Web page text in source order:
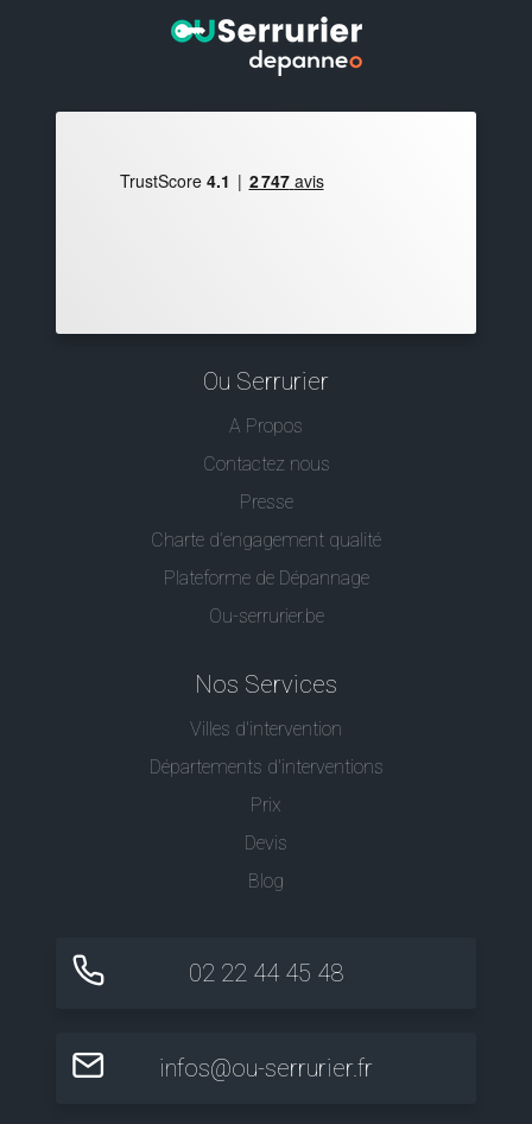
Ou Serrurier
A Propos
Contactez nous
Presse
Charte d’engagement qualité
Plateforme de Dépannage
Ou-serrurier.be
Nos Services
Villes d'intervention
Départements d'interventions
Prix
Devis
Blog
02 22 44 45 48
infos@ou-serrurier.fr